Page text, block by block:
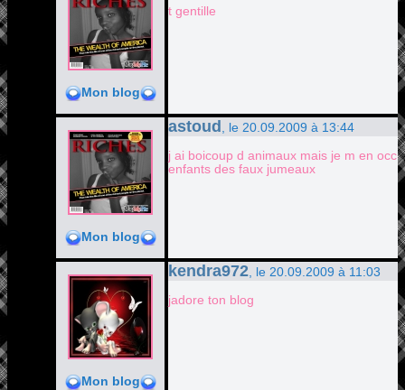
Mon blog
t gentille
Mon blog
astoud
, le 20.09.2009 à 13:44
j ai boicoup d animaux mais je m en
enfants des faux jumeaux
Mon blog
kendra972 , le 20.09.2009 à 11:03
jadore ton blog